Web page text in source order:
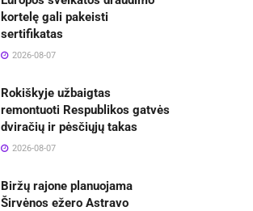
kortelę gali pakeisti
sertifikatas
2026-08-07
Rokiškyje užbaigtas
remontuoti Respublikos gatvės
dviračių ir pėsčiųjų takas
2026-08-07
Biržų rajone planuojama
Širvėnos ežero Astravo